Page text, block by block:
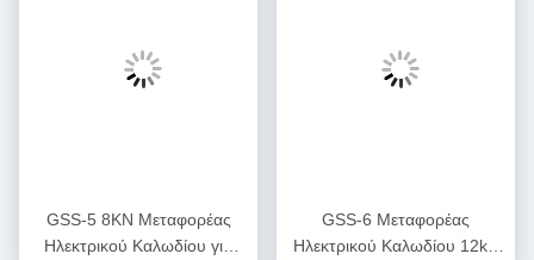
GSS-5 8KN Μεταφορέας
Ηλεκτρικού Καλωδίου για
GSS-6 Μεταφορέας
Ηλεκτρικού Καλωδίου 12kN